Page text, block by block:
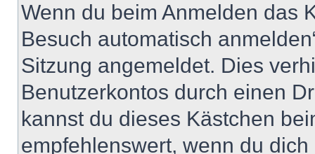
Wenn du beim Anmelden das
Besuch automatisch
Sitzung angemeldet. Dies
Benutzerkontos durch einen
kannst du dieses Kästchen
empfehlenswert, wenn du